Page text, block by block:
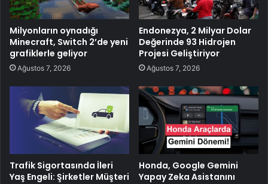
Milyonların oynadığı
Minecraft, Switch 2’de yeni
grafiklerle geliyor
Ağustos 7, 2026
Endonezya, 2 Milyar Dolar
Değerinde 93 Hidrojen
Projesi Geliştiriyor
Ağustos 7, 2026
Trafik Sigortasında İleri
Yaş Engeli: Şirketler Müşteri
Honda, Google Gemini
Yapay Zeka Asistanını